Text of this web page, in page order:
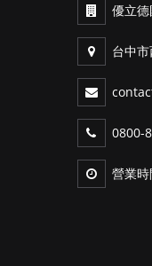
優立
台中
0800-
營業